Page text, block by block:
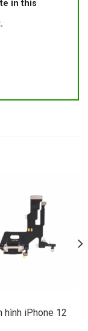
in this
hình iPhone 12